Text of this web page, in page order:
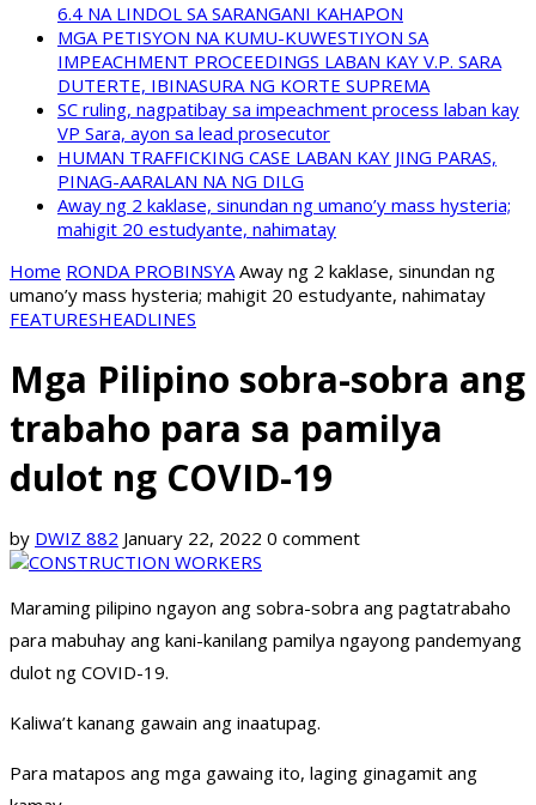
6.4 NA LINDOL SA SARANGANI KAHAPON
MGA PETISYON NA KUMU-KUWESTIYON SA
IMPEACHMENT PROCEEDINGS LABAN KAY V.P. SARA
DUTERTE, IBINASURA NG KORTE SUPREMA
SC ruling, nagpatibay sa impeachment process laban kay
VP Sara, ayon sa lead prosecutor
HUMAN TRAFFICKING CASE LABAN KAY JING PARAS,
PINAG-AARALAN NA NG DILG
Away ng 2 kaklase, sinundan ng umano’y mass hysteria;
mahigit 20 estudyante, nahimatay
Home RONDA PROBINSYA Away ng 2 kaklase, sinundan ng
umano’y mass hysteria; mahigit 20 estudyante, nahimatay
FEATURESHEADLINES
Mga Pilipino sobra-sobra ang
trabaho para sa pamilya
dulot ng COVID-19
by DWIZ 882 January 22, 2022 0 comment
Maraming pilipino ngayon ang sobra-sobra ang pagtatrabaho
para mabuhay ang kani-kanilang pamilya ngayong pandemyang
dulot ng COVID-19.
Kaliwa’t kanang gawain ang inaatupag.
Para matapos ang mga gawaing ito, laging ginagamit ang